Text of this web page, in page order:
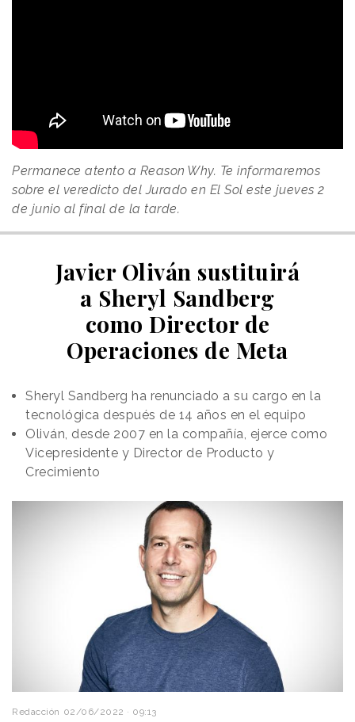
Permanece atento a Reason Why. Te informaremos
sobre el veredicto del Jurado en El Sol este jueves 2
de junio al final de la tarde.
Javier Oliván sustituirá
a Sheryl Sandberg
como Director de
Operaciones de Meta
Sheryl Sandberg ha renunciado a su cargo en la
tecnológica después de 14 años en el equipo
Oliván, desde 2007 en la compañía, ejerce como
Vicepresidente y Director de Producto y
Crecimiento
Redacción 02/06/2022 · 09:13